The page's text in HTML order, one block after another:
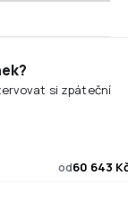
si zpáteční
od60 643